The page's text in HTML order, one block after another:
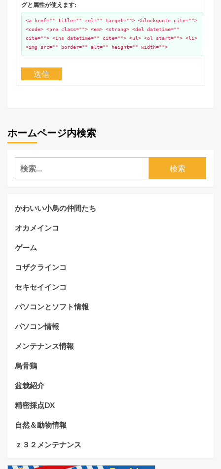
グと属性が使えます:
<a href="" title="" rel="" target=""> <blockquote cite="">
<code> <pre class=""> <em> <strong> <del datetime=""
cite=""> <ins datetime="" cite=""> <ul> <ol start=""> <li>
<img src="" border="" alt="" height="" width="">
送信
ホームページ内検索
検
索:
かわいい小鳥の仲間たち
オカメインコ
ゲーム
コザクラインコ
セキセイインコ
パソコンとソフト情報
パソコン情報
メンテナンス情報
烏骨鶏
盆栽紹介
精密採点DX
自然＆動物情報
ｚ３２メンテナンス